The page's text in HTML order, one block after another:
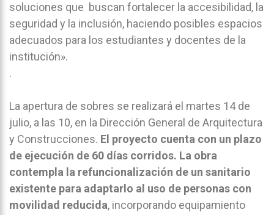
soluciones que buscan fortalecer la accesibilidad, la
seguridad y la inclusión, haciendo posibles espacios
adecuados para los estudiantes y docentes de la
institución».
.
La apertura de sobres se realizará el martes 14 de
julio, a las 10, en la Dirección General de Arquitectura
y Construcciones. El proyecto cuenta con un plazo
de ejecución de 60 días corridos. La obra
contempla la refuncionalización de un sanitario
existente para adaptarlo al uso de personas con
movilidad reducida, incorporando equipamiento